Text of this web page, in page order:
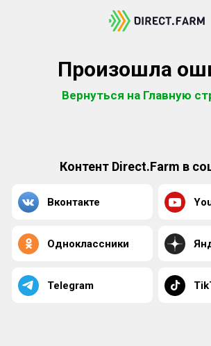
Произошла
Вернуться на Главную
Контент Direct.Farm в
Вконтакте
Одноклассники
Telegram